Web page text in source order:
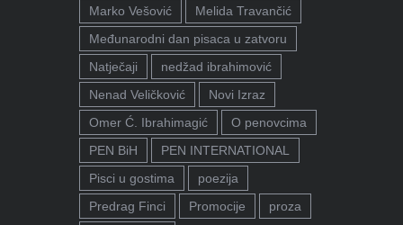
Marko Vešović
Melida Travančić
Međunarodni dan pisaca u zatvoru
Natječaji
nedžad ibrahimović
Nenad Veličković
Novi Izraz
Omer Ć. Ibrahimagić
O penovcima
PEN BiH
PEN INTERNATIONAL
Pisci u gostima
poezija
Predrag Finci
Promocije
proza